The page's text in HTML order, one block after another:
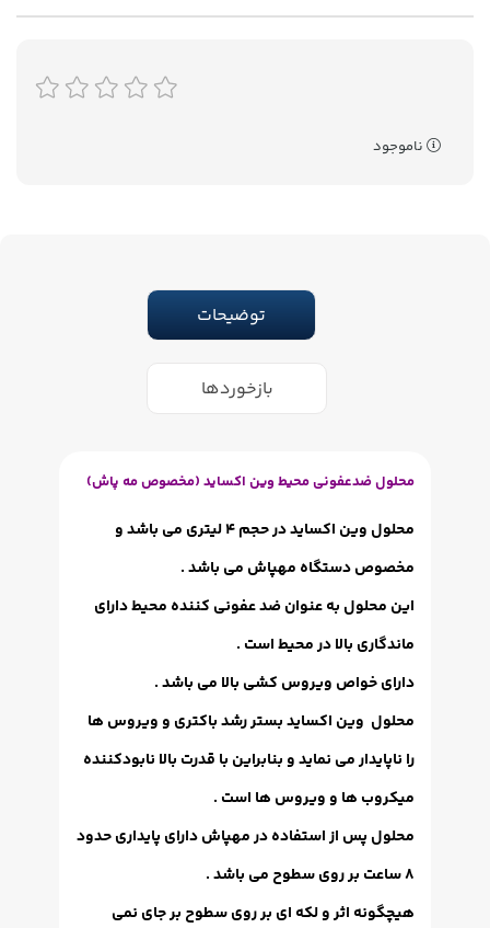
ناموجود
توضیحات
بازخوردها
محلول ضدعفونی محیط وین اکساید (مخصوص مه پاش)
محلول وین اکساید در حجم 4 لیتری می باشد و
مخصوص دستگاه مهپاش می باشد .
این محلول به عنوان ضد عفونی کننده محیط دارای
ماندگاری بالا در محیط است .
دارای خواص ویروس کشی بالا می باشد .
محلول وین اکساید بستر رشد باکتری و ویروس ها
را ناپایدار می نماید و بنابراین با قدرت بالا نابودکننده
میکروب ها و ویروس ها است .
محلول پس از استفاده در مهپاش دارای پایداری حدود
8 ساعت بر روی سطوح می باشد .
هیچگونه اثر و لکه ای بر روی سطوح بر جای نمی